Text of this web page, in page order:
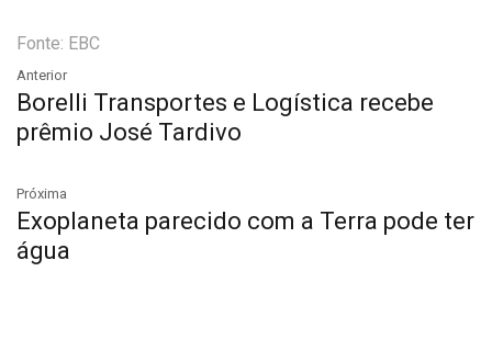
Fonte: EBC
Anterior
Borelli Transportes e Logística recebe
prêmio José Tardivo
Próxima
Exoplaneta parecido com a Terra pode ter
água